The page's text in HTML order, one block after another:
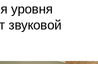
уровня
звуковой